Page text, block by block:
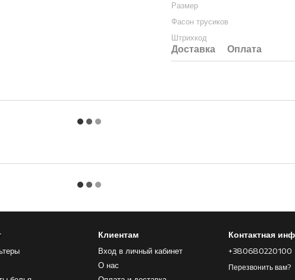
Размер
Фасон трусиков
Штрихкод
Доставка Оплата
Клиентам
Вход в личный кабинет
О нас
Контактная
+380680220100
Перезвонить вам?